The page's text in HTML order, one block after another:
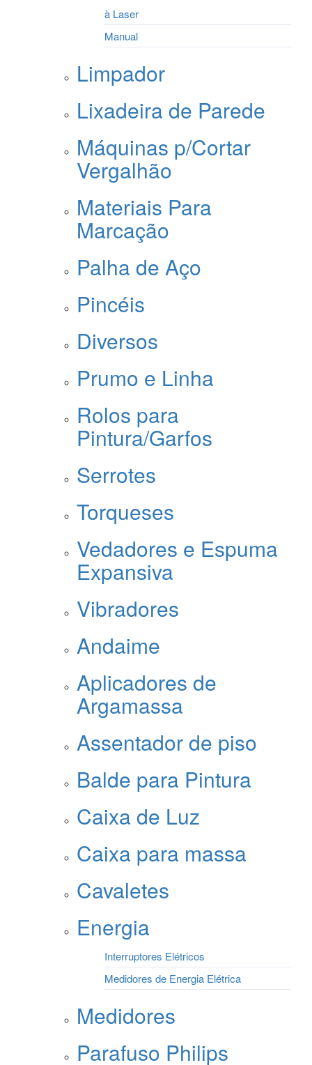
à Laser
Manual
Limpador
Lixadeira de Parede
Máquinas p/Cortar
Vergalhão
Materiais Para
Marcação
Palha de Aço
Pincéis
Diversos
Prumo e Linha
Rolos para
Pintura/Garfos
Serrotes
Torqueses
Vedadores e Espuma
Expansiva
Vibradores
Andaime
Aplicadores de
Argamassa
Assentador de piso
Balde para Pintura
Caixa de Luz
Caixa para massa
Cavaletes
Energia
Interruptores Elétricos
Medidores de Energia Elétrica
Medidores
Parafuso Philips